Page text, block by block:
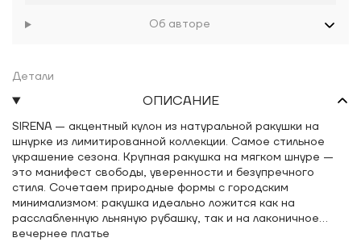
Об авторе
Детали
ОПИСАНИЕ
SIRENA — акцентный кулон из натуральной ракушки на
шнурке из лимитированной коллекции. Самое стильное
украшение сезона. Крупная ракушка на мягком шнуре —
это манифест свободы, уверенности и безупречного
стиля. Сочетаем природные формы с городским
минимализмом: ракушка идеально ложится как на
расслабленную льняную рубашку, так и на лаконичное
вечернее платье